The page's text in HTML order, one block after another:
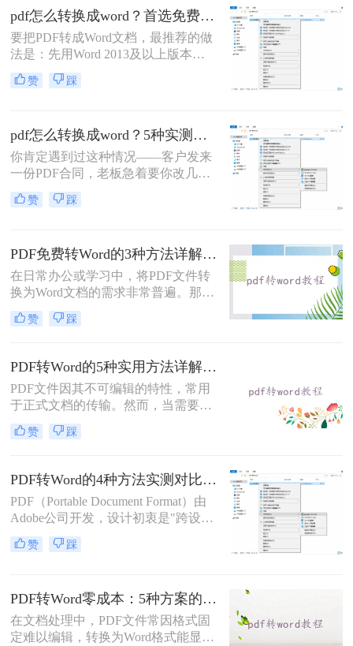
排版错乱、表格移位、字体变样等问
题的核心原则。
pdf怎么转换成word？首选免费工具，复杂文件再上专业软件！
要把PDF转成Word文档，最推荐的做
法是：先用Word 2013及以上版本直
接打开PDF（免费、无损）、再用
Google Drive在线转换（免费、云
底。
赞 踩
pdf怎么转换成word？5种实测方法，从免费到专业全攻略！
你肯定遇到过这种情况——客户发来
一份PDF合同，老板急着要你改几个
字；老师上传的PDF课件，你想复制
一段做笔记；或者自己扫描的纸质文
者，“pdf怎么转换成word”绝对是高频
刚需。
赞 踩
PDF免费转Word的3种方法详解：复制粘贴、在线工具与Word内置转换效果对比！
在日常办公或学习中，将PDF文件转
换为Word文档的需求非常普遍。那么
pdf怎么免费转换成word文档呢？本文
将重点介绍三种免费且无需专业技能
赞 踩
PDF转Word的5种实用方法详解：含扫描件OCR处理与格式校对指南！
PDF文件因其不可编辑的特性，常用
于正式文档的传输。然而，当需要对
PDF内容进行修改时，将其转换为可
编辑的Word文档是必要的。那么pdf
常见且高效的方法，帮助您快速完成
转换。
赞 踩
PDF转Word的4种方法实测对比（附还原度对比表）！
PDF（Portable Document Format）由
Adobe公司开发，设计初衷是"跨设备
一致性呈现"——无论在什么设备上
打开，排版都完全一样。这个优点也
位置，而Word是流式排版，内容从上
到下流动、自动换行。
赞 踩
PDF转Word零成本：5种方案的成本、速度、精度对比！
在文档处理中，PDF文件常因格式固
定难以编辑，转换为Word格式能显著